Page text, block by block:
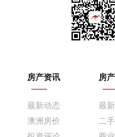
房产资讯
最新动态
澳洲房价
房
最
二